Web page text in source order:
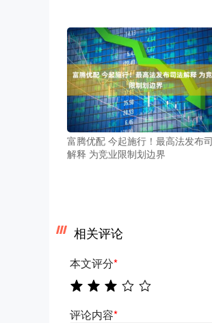
富腾优配 今起施行！最高法发布
解释 为竞业限制划边界
相关评论
本文评分*
评论内容*